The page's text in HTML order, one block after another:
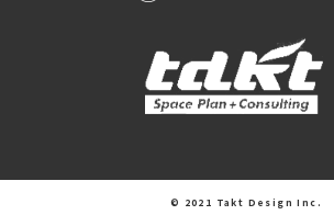
© 2021 Takt Design Inc.